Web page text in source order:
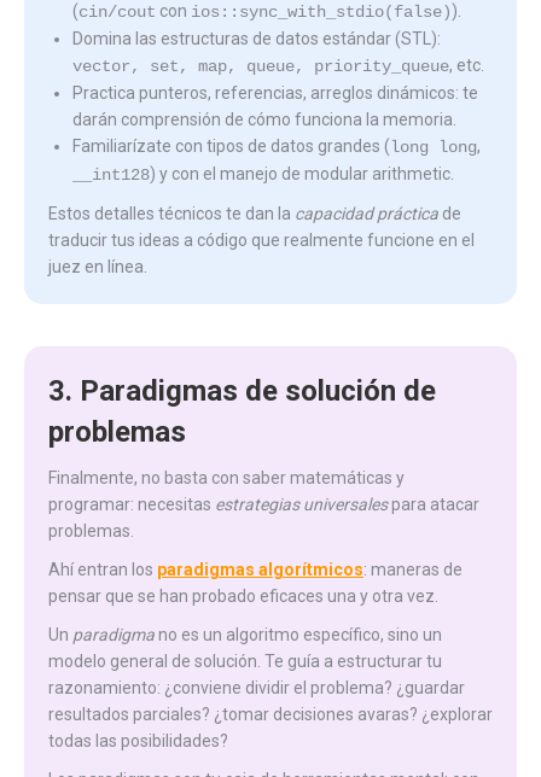
(cin/cout con ios::sync_with_stdio(false)).
Domina las estructuras de datos estándar (STL):
vector, set, map, queue, priority_queue, etc.
Practica punteros, referencias, arreglos dinámicos: te
darán comprensión de cómo funciona la memoria.
Familiarízate con tipos de datos grandes (long long,
__int128) y con el manejo de modular arithmetic.
Estos detalles técnicos te dan la capacidad práctica de
traducir tus ideas a código que realmente funcione en el
juez en línea.
3. Paradigmas de solución de
problemas
Finalmente, no basta con saber matemáticas y
programar: necesitas estrategias universalespara atacar
problemas.
Ahí entran los paradigmas algorítmicos: maneras de
pensar que se han probado eficaces una y otra vez.
Un paradigmano es un algoritmo específico, sino un
modelo general de solución. Te guía a estructurar tu
razonamiento: ¿conviene dividir el problema? ¿guardar
resultados parciales? ¿tomar decisiones avaras? ¿explorar
todas las posibilidades?